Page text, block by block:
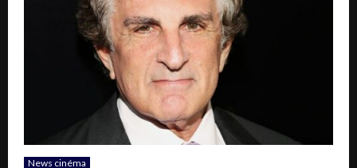
News cinéma